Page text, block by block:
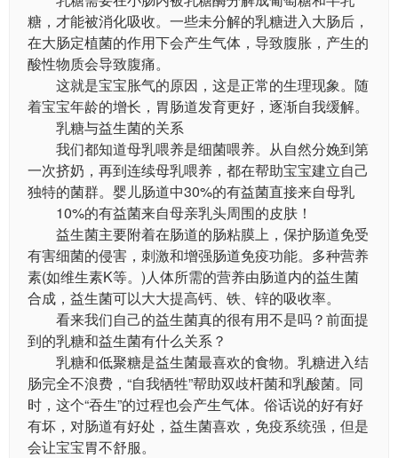
糖，才能被消化吸收。一些未分解的乳糖进入大肠后，
在大肠定植菌的作用下会产生气体，导致腹胀，产生的
酸性物质会导致腹痛。
这就是宝宝胀气的原因，这是正常的生理现象。随
着宝宝年龄的增长，胃肠道发育更好，逐渐自我缓解。
乳糖与益生菌的关系
我们都知道母乳喂养是细菌喂养。从自然分娩到第
一次挤奶，再到连续母乳喂养，都在帮助宝宝建立自己
独特的菌群。婴儿肠道中30%的有益菌直接来自母乳
10%的有益菌来自母亲乳头周围的皮肤！
益生菌主要附着在肠道的肠粘膜上，保护肠道免受
有害细菌的侵害，刺激和增强肠道免疫功能。多种营养
素(如维生素K等。)人体所需的营养由肠道内的益生菌
合成，益生菌可以大大提高钙、铁、锌的吸收率。
看来我们自己的益生菌真的很有用不是吗？前面提
到的乳糖和益生菌有什么关系？
乳糖和低聚糖是益生菌最喜欢的食物。乳糖进入结
肠完全不浪费，“自我牺牲”帮助双歧杆菌和乳酸菌。同
时，这个“吞生”的过程也会产生气体。俗话说的好有好
有坏，对肠道有好处，益生菌喜欢，免疫系统强，但是
会让宝宝胃不舒服。